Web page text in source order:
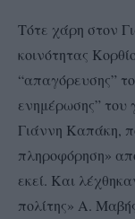
Τότε χάρη στον
κοινότητας
“απαγόρευσης”
ενημέρωσης” του
Γιάννη Καπάκη,
πληροφόρηση»
εκεί. Και
πολίτης» Α.